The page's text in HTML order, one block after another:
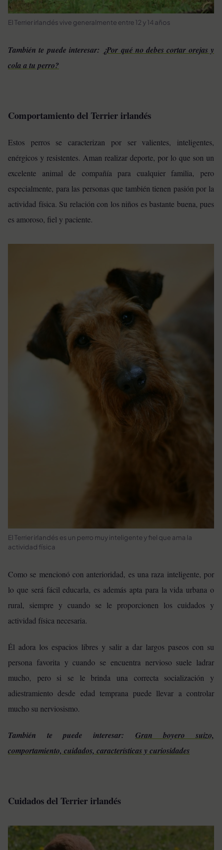
El Terrier irlandés vive generalmente entre 12 y 14 años
También te puede interesar: ¿Por qué no debes cortar orejas y
cola a tu perro?
Comportamiento del Terrier irlandés
Estos perros se caracterizan por ser valientes, inteligentes,
enérgicos y resistentes. Aman realizar deporte, por lo que son un
excelente animal de compañía para cualquier familia, pero
especialmente, para las personas que también tienen pasión por la
actividad física. Su relación con los niños es bastante buena, pues
es amoroso, fiel y paciente.
El Terrier irlandés es un perro muy inteligente y fiel que ama la
actividad física
Como se mencionó con anterioridad, es una raza inteligente, por
lo que será fácil educarla, es además apta para la vida urbana o
rural, siempre y cuando se le proporcionen los cuidados y
actividad física necesaria.
Él adora los espacios libres y salir a dar largos paseos con su
persona favorita y cuando se encuentra nervioso suele ladrar
mucho, pero si se le brinda una correcta socialización y
adiestramiento desde edad temprana puede llevar a controlar
mucho su nerviosismo.
También te puede interesar: Gran boyero suizo,
comportamiento, cuidados, características y curiosidades
Cuidados del Terrier irlandés